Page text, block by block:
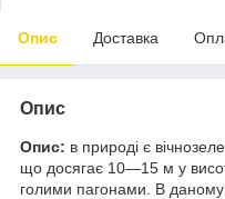
Опис Доставка
Опис
Опис: в природі є
що досягає 10—15 м у
голими пагонами. В